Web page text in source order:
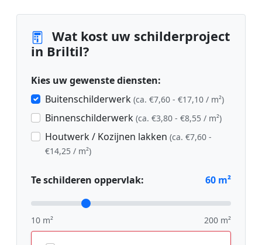
Wat kost uw schilderproject
in Briltil?
Kies uw gewenste diensten:
Buitenschilderwerk (ca. €7,60 - €17,10 / m²)
Binnenschilderwerk (ca. €3,80 - €8,55 / m²)
Houtwerk / Kozijnen lakken (ca. €7,60 -
€14,25 / m²)
Te schilderen oppervlak: 60 m²
10 m² 200 m²